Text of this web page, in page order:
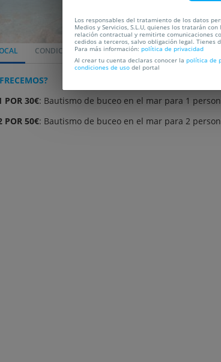
CONDICIONES LOCALIZACIÓN PREGUNTAS
POR 30€: Bautismo de buceo en el mar para 1
POR 50€: Bautismo de buceo en el mar para 2
Los responsables del tratamiento de los datos
Medios y Servicios, S.L.U, quienes los tratarán
relación contractual y remitirte comunicaciones
cedidos a terceros, salvo obligación legal. Tienes
Para más información: política de privacidad
Al crear tu cuenta declaras conocer la política de
condiciones de uso del portal